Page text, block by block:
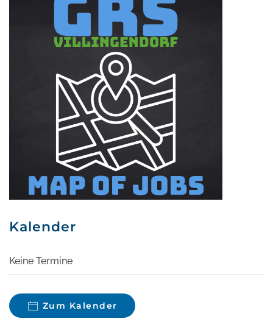
Kalender
Keine Termine
Zum Kalender